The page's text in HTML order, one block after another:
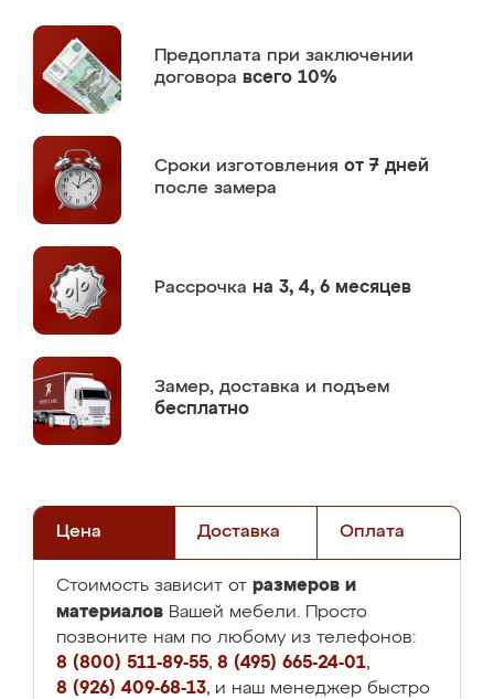
Предоплата при заключении
договора всего 10%
Сроки изготовления от 7 дней
после замера
Рассрочка на 3, 4, 6 месяцев
Замер, доставка и подъем
бесплатно
Цена Доставка Оплата
Стоимость зависит от размеров и
материалов Вашей мебели. Просто
позвоните нам по любому из телефонов:
8 (800) 511-89-55, 8 (495) 665-24-01,
8 (926) 409-68-13, и наш менеджер быстро